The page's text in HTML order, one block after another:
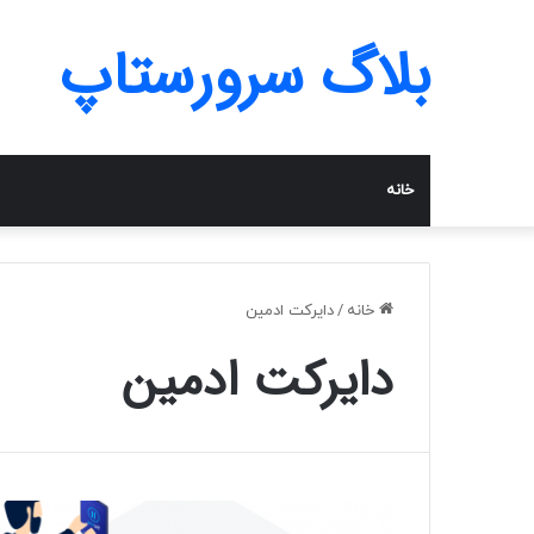
بلاگ سرورستاپ
خانه
خانه /دایرکت ادمین
دایرکت ادمین